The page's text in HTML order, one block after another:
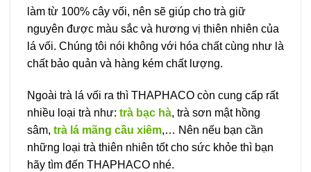
làm từ 100% cây vối, nên sẽ giúp cho trà giữ
nguyên được màu sắc và hương vị thiên nhiên của
lá vối. Chúng tôi nói không với hóa chất cùng như là
chất bảo quản và hàng kém chất lượng.
Ngoài trà lá vối ra thì THAPHACO còn cung cấp rất
nhiều loại trà như: trà bạc hà, trà sơn mật hồng
sâm, trà lá mãng cầu xiêm,… Nên nếu bạn cần
những loại trà thiên nhiên tốt cho sức khỏe thì bạn
hãy tìm đến THAPHACO nhé.